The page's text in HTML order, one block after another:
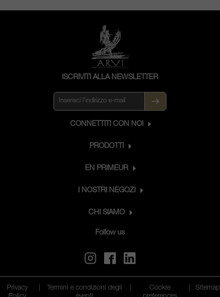
migliori Merlot in purezza della Toscana.
Il ricco Merlot Galatrona può competere
facilmente con i migliori Pomerol. Il vino
di punta, Torrione, esprime lo spirito
della proprietà in un'irresistibile bottiglia
di Sangiovese. Il Torrione sta al
Merlot. Completano l'elenco altri cinque
vini, alcuni dei quali sono vini unici da
singolo vigneto, come il Campolusso e
ISCRIVITI ALLA NEWSLETTER
CONNETTITI CON NOI
PRODOTTI
EN PRIMEUR
I NOSTRI NEGOZI
CHI SIAMO
Follow us
Privacy
Termini e condizioni degli
Cookie
Sitemap